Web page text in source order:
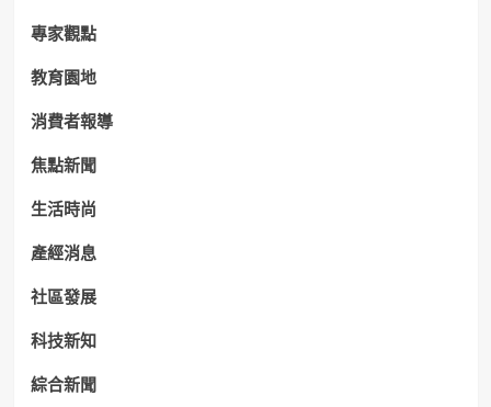
專家觀點
教育園地
消費者報導
焦點新聞
生活時尚
產經消息
社區發展
科技新知
綜合新聞